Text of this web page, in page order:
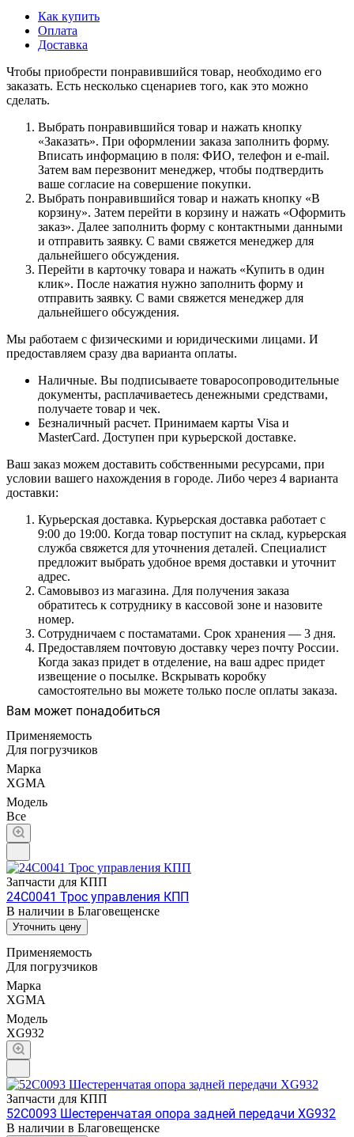
Как купить
Оплата
Доставка
Чтобы приобрести понравившийся товар, необходимо его
заказать. Есть несколько сценариев того, как это можно
сделать.
Выбрать понравившийся товар и нажать кнопку
«Заказать». При оформлении заказа заполнить форму.
Вписать информацию в поля: ФИО, телефон и e-mail.
Затем вам перезвонит менеджер, чтобы подтвердить
ваше согласие на совершение покупки.
Выбрать понравившийся товар и нажать кнопку «В
корзину». Затем перейти в корзину и нажать «Оформить
заказ». Далее заполнить форму с контактными данными
и отправить заявку. С вами свяжется менеджер для
дальнейшего обсуждения.
Перейти в карточку товара и нажать «Купить в один
клик». После нажатия нужно заполнить форму и
отправить заявку. С вами свяжется менеджер для
дальнейшего обсуждения.
Мы работаем с физическими и юридическими лицами. И
предоставляем сразу два варианта оплаты.
Наличные. Вы подписываете товаросопроводительные
документы, расплачиваетесь денежными средствами,
получаете товар и чек.
Безналичный расчет. Принимаем карты Visa и
MasterCard. Доступен при курьерской доставке.
Ваш заказ можем доставить собственными ресурсами, при
условии вашего нахождения в городе. Либо через 4 варианта
доставки:
Курьерская доставка. Курьерская доставка работает с
9:00 до 19:00. Когда товар поступит на склад, курьерская
служба свяжется для уточнения деталей. Специалист
предложит выбрать удобное время доставки и уточнит
адрес.
Самовывоз из магазина. Для получения заказа
обратитесь к сотруднику в кассовой зоне и назовите
номер.
Сотрудничаем с постаматами. Срок хранения — 3 дня.
Предоставляем почтовую доставку через почту России.
Когда заказ придет в отделение, на ваш адрес придет
извещение о посылке. Вскрывать коробку
самостоятельно вы можете только после оплаты заказа.
Вам может понадобиться
Применяемость
Для погрузчиков
Марка
XGMA
Модель
Все
Запчасти для КПП
24C0041 Трос управления КПП
В наличии в Благовещенске
Уточнить цену
Применяемость
Для погрузчиков
Марка
XGMA
Модель
XG932
Запчасти для КПП
52C0093 Шестеренчатая опора задней передачи XG932
В наличии в Благовещенске